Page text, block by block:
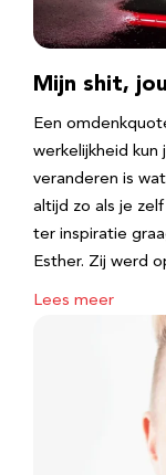
Mijn shit,
Een
werkelijkheid kun
veranderen is
altijd zo als je
ter inspiratie
Esther. Zij werd
Lees meer